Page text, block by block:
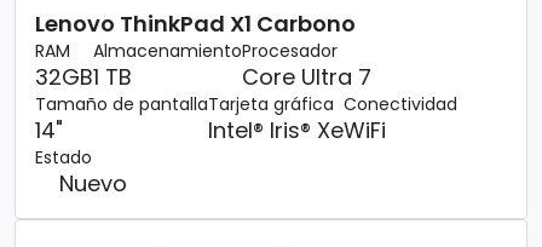
Lenovo ThinkPad X1 Carbono
RAM
32GB
Almacenamiento
1 TB
Procesador
Core Ultra 7
Tamaño de pantalla
14"
Tarjeta gráfica
Intel® Iris® Xe
Conectividad
WiFi
Estado
Nuevo